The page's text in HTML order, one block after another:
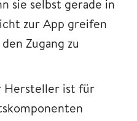
sie selbst gerade in
zur App greifen
Zugang zu
Hersteller ist für